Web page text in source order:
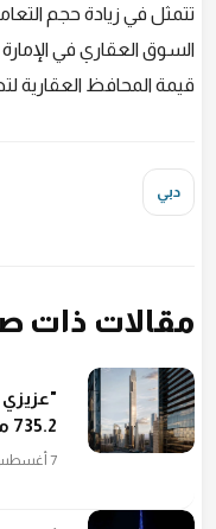
السوق العقاري في
قيمة المحافظ العقارية لتصل إلى 20
دبي
مقالات ذات
735.2 مليون دولار في دبي خلال يوليو
7 أغسطس 2026